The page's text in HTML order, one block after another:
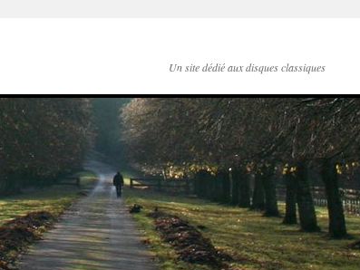
Un site dédié aux disques classiques